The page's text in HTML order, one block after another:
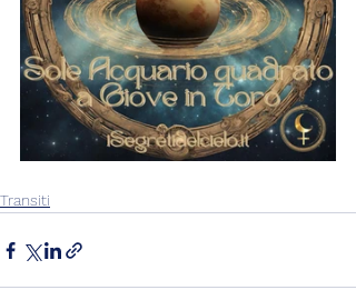
Transiti